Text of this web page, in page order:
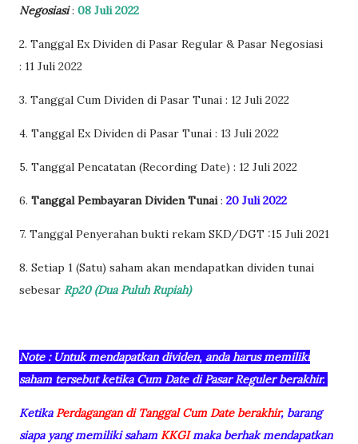
Negosiasi: 08 Juli 2022
2. Tanggal Ex Dividen di Pasar Regular & Pasar Negosiasi
: 11 Juli 2022
3. Tanggal Cum Dividen di Pasar Tunai : 12 Juli 2022
4. Tanggal Ex Dividen di Pasar Tunai : 13 Juli 2022
5. Tanggal Pencatatan (Recording Date) : 12 Juli 2022
6. Tanggal Pembayaran Dividen Tunai: 20 Juli 2022
7. Tanggal Penyerahan bukti rekam SKD/DGT :15 Juli 2021
8. Setiap 1 (Satu) saham akan mendapatkan dividen tunai
sebesar Rp20 (Dua Puluh Rupiah)
Note : Untuk mendapatkan dividen, anda harus memiliki
saham tersebut ketika Cum DatediPasar Reguler berakhir.
KetikaPerdagangan di Tanggal Cum Date berakhir, barang
siapa yang memiliki saham KKGI maka berhak mendapatkan